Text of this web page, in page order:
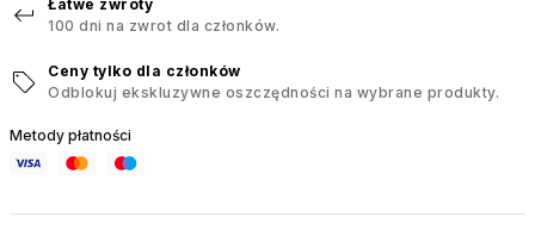
Łatwe zwroty
100 dni na zwrot dla członków.
Ceny tylko dla członków
Odblokuj ekskluzywne oszczędności na wybrane produkty.
Metody płatności